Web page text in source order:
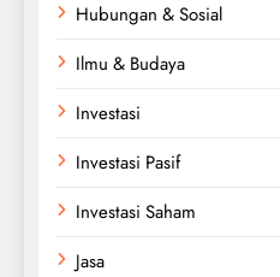
Hubungan & Sosial
Ilmu & Budaya
Investasi
Investasi Pasif
Investasi Saham
Jasa